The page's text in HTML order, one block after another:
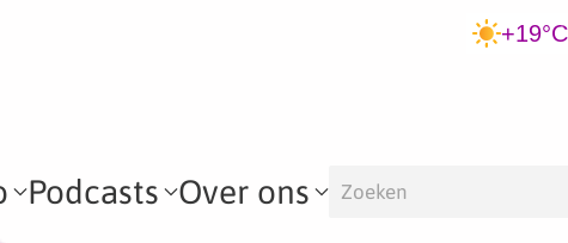
+19°C
Podcasts Over ons